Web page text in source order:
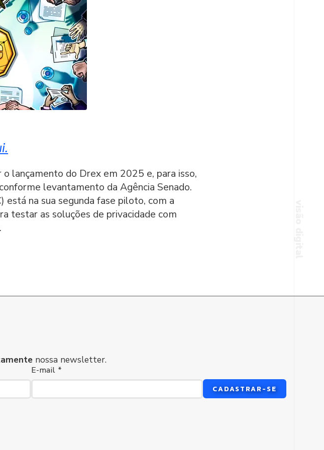
lançamento do Drex em 2025 e, para isso,
levantamento da Agência Senado.
na sua segunda fase piloto, com a
testar as soluções de privacidade com
nossa newsletter.
E-mail *
CADASTRAR-SE